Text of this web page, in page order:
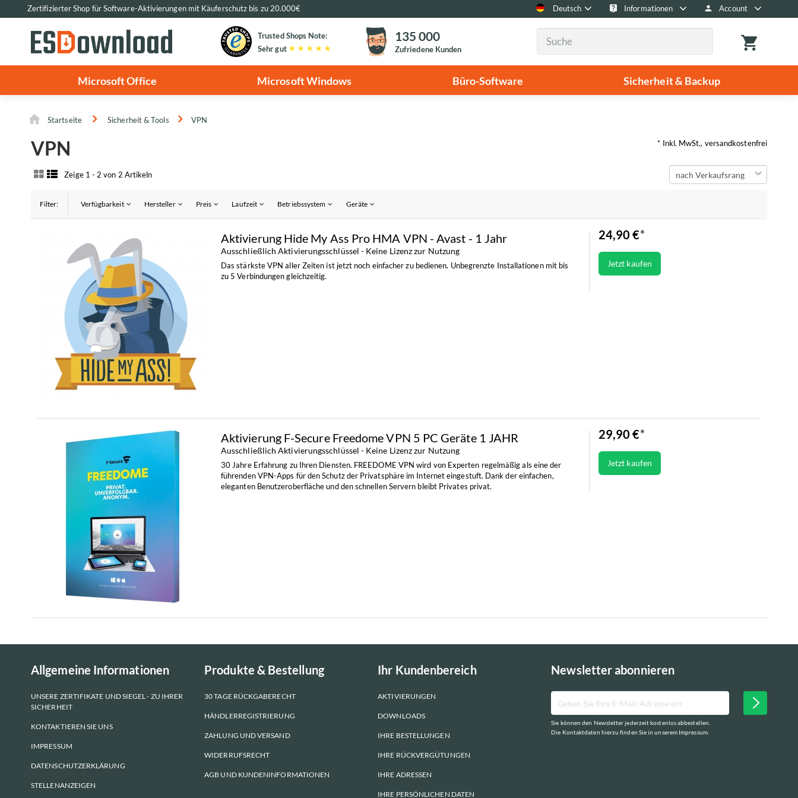
Deutsch
Zertifizierter Shop für Software-Aktivierungen mit Käuferschutz bis zu 20.000€ Informationen Account
Trusted Shops Note:
Sehr gut
135 000
Zufriedene Kunden
Microsoft Office Microsoft Windows Büro-Software Sicherheit & Backup
Startseite Sicherheit & Tools VPN
* Inkl. MwSt., versandkostenfrei
VPN
Zeige 1 - 2 von 2 Artikeln
Filter: Verfügbarkeit Hersteller Preis Laufzeit Betriebssystem Geräte
Aktivierung Hide My Ass Pro HMA VPN - Avast - 1 Jahr
Ausschließlich Aktivierungsschlüssel - Keine Lizenz zur Nutzung
Das stärkste VPN aller Zeiten ist jetzt noch einfacher zu bedienen. Unbegrenzte Installationen mit bis
zu 5 Verbindungen gleichzeitig.
24,90 €
Jetzt kaufen
Aktivierung F-Secure Freedome VPN 5 PC Geräte 1 JAHR
Ausschließlich Aktivierungsschlüssel - Keine Lizenz zur Nutzung
30 Jahre Erfahrung zu Ihren Diensten. FREEDOME VPN wird von Experten regelmäßig als eine der
führenden VPN-Apps für den Schutz der Privatsphäre im Internet eingestuft. Dank der einfachen,
eleganten Benutzeroberfläche und den schnellen Servern bleibt Privates privat.
29,90 €
Jetzt kaufen
Allgemeine Informationen
UNSERE ZERTIFIKATE UND SIEGEL - ZU IHRER
SICHERHEIT
KONTAKTIEREN SIE UNS
IMPRESSUM
DATENSCHUTZERKLÄRUNG
STELLENANZEIGEN
Produkte & Bestellung
30 TAGE RÜCKGABERECHT
HÄNDLERREGISTRIERUNG
ZAHLUNG UND VERSAND
WIDERRUFSRECHT
AGB UND KUNDENINFORMATIONEN
Ihr Kundenbereich
AKTIVIERUNGEN
DOWNLOADS
IHRE BESTELLUNGEN
IHRE RÜCKVERGÜTUNGEN
IHRE ADRESSEN
IHRE PERSÖNLICHEN DATEN
Newsletter abonnieren
Sie können den Newsletter jederzeit kostenlos abbestellen.
Die Kontaktdaten hierzu finden Sie in unserem Impressum.